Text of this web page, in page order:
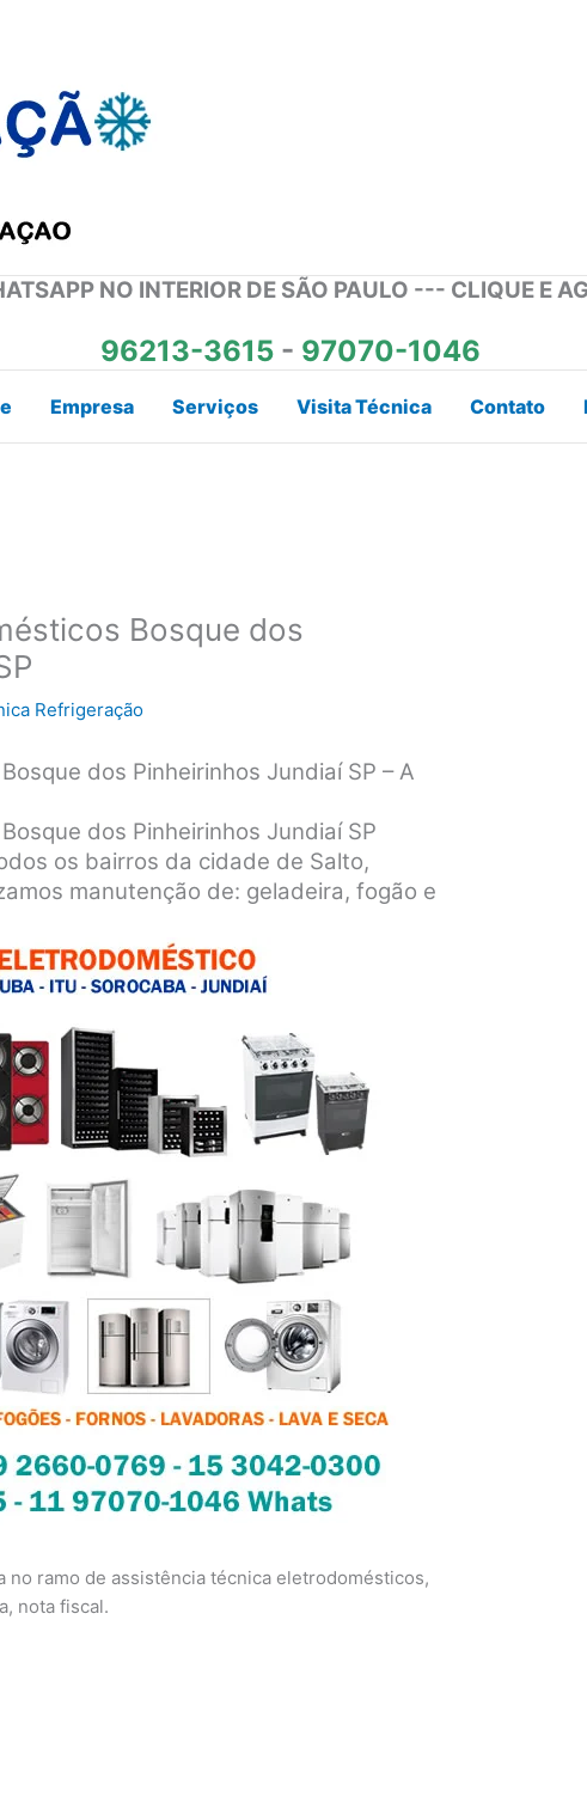
NO INTERIOR DE SÃO PAULO --- CLIQUE E
96213-3615 - 97070-1046
Empresa Serviços Visita Técnica Contato
Bosque dos
Refrigeração
dos Pinheirinhos Jundiaí SP – A
dos Pinheirinhos Jundiaí SP
os bairros da cidade de Salto,
manutenção de: geladeira, fogão e
no ramo de assistência técnica eletrodomésticos,
nota fiscal.